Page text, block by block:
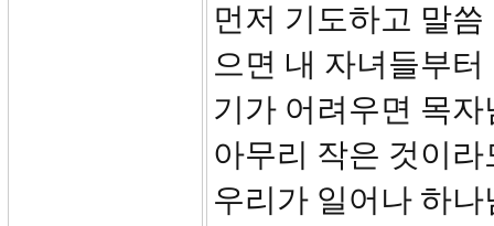
먼저 기도하고 말
으면 내 자녀들부
기가 어려우면 목
아무리 작은 것이
우리가 일어나 하